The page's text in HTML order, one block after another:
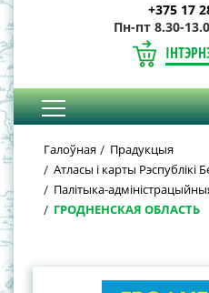
+375 17
Пн-пт 8.30-
Галоўная
Прадукцыя
Атласы і карты Рэспублікі
Палітыка-
ГРОДНЕНСКАЯ ОБЛАСТЬ